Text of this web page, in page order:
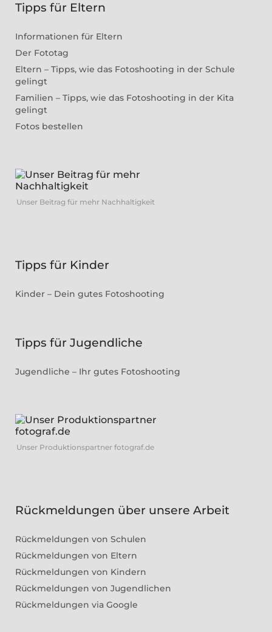
Tipps für Eltern
Informationen für Eltern
Der Fototag
Eltern – Tipps, wie das Fotoshooting in der Schule
gelingt
Familien – Tipps, wie das Fotoshooting in der Kita
gelingt
Fotos bestellen
Unser Beitrag für mehr Nachhaltigkeit
Tipps für Kinder
Kinder – Dein gutes Fotoshooting
Tipps für Jugendliche
Jugendliche – Ihr gutes Fotoshooting
Unser Produktionspartner fotograf.de
Rückmeldungen über unsere Arbeit
Rückmeldungen von Schulen
Rückmeldungen von Eltern
Rückmeldungen von Kindern
Rückmeldungen von Jugendlichen
Rückmeldungen via Google